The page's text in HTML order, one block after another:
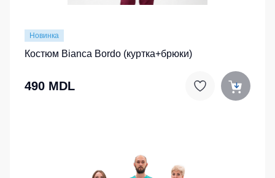
Новинка
Костюм Bianca Bordo (куртка+брюки)
490 MDL